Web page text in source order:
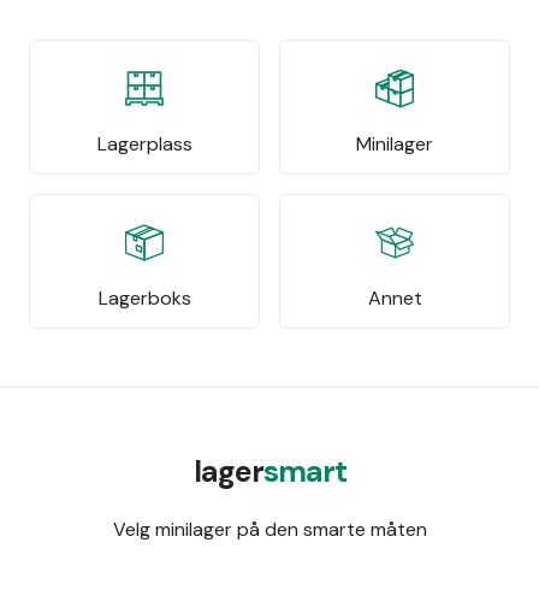
Lagerplass Minilager
Lagerboks Annet
lagersmart
Velg minilager på den smarte måten